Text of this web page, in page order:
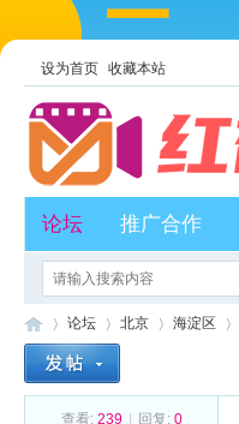
设为首页 收藏本站
论坛 推广合作
论坛 北京 海淀区
查看: 239 回复: 0